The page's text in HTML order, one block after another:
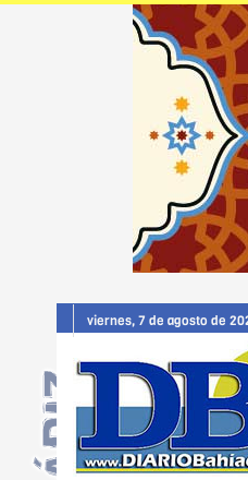
viernes, 7 de agosto de